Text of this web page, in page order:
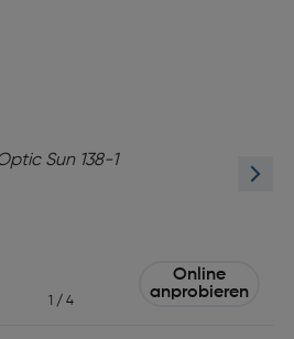
1 / 4
Online
anprobieren